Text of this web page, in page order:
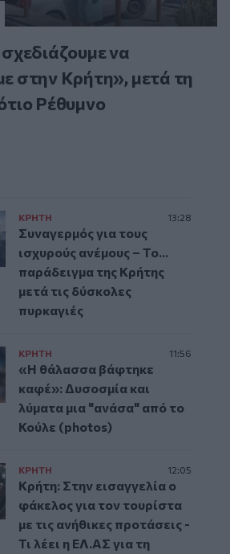
να
στην Κρήτη», μετά τη
Ρέθυμνο
ΚΡΗΤΗ 13:28
Συναγερμός για τους
ισχυρούς ανέμους – Το...
παράδειγμα της Κρήτης
μετά τις δύσκολες
πυρκαγιές
ΚΡΗΤΗ 11:56
«Η θάλασσα βάφτηκε
καφέ»: Δυσοσμία και
λύματα μια "ανάσα" από το
Κούλε (photos)
ΚΡΗΤΗ 12:05
Κρήτη: Στην εισαγγελία ο
φάκελος για τον τουρίστα
με τις ανήθικες προτάσεις -
Τι λέει η ΕΛ.ΑΣ για τη